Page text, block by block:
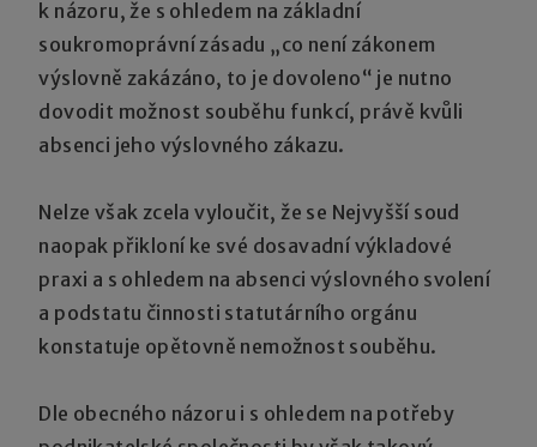
k názoru, že s ohledem na základní
soukromoprávní zásadu „co není zákonem
výslovně zakázáno, to je dovoleno“ je nutno
dovodit možnost souběhu funkcí, právě kvůli
absenci jeho výslovného zákazu.
Nelze však zcela vyloučit, že se Nejvyšší soud
naopak přikloní ke své dosavadní výkladové
praxi a s ohledem na absenci výslovného svolení
a podstatu činnosti statutárního orgánu
konstatuje opětovně nemožnost souběhu.
Dle obecného názoru i s ohledem na potřeby